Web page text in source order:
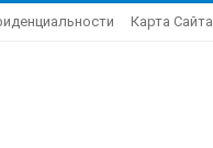
Карта Сайта